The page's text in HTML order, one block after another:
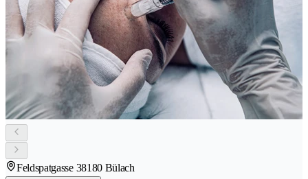
Feldspatgasse 38180 Bülach